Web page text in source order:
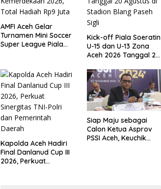
AMFI Aceh Gelar
Turnamen Mini Soccer
Super League Piala
Kick-off Piala Soeratin
U-15 dan U-13 Zona
Aceh 2026 Tanggal 20
Blang Paseh Sigli
Kapolda Aceh Hadiri
Final Danlanud Cup III
2026, Perkuat
Siap Maju sebagai
Calon Ketua Asprov
PSSI Aceh, Keuchik